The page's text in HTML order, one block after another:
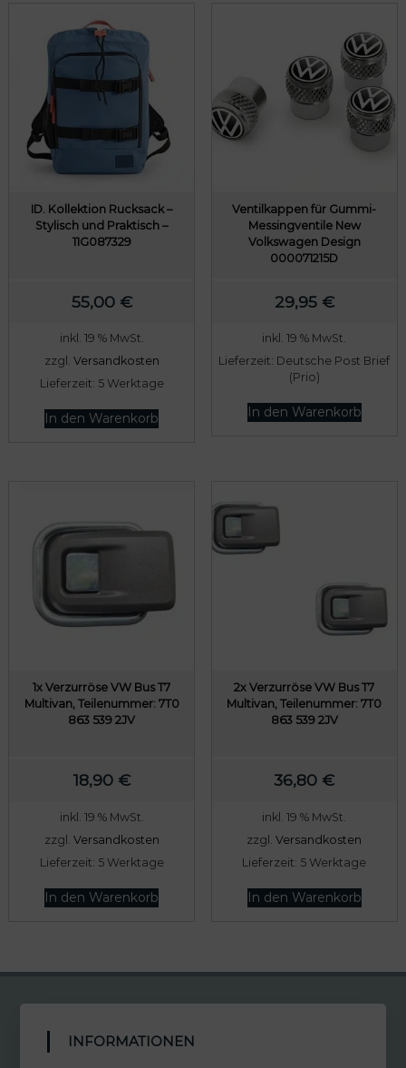
r
P
r
w
a
r
8
9
,
0
0
i
s
i
s
€
ID. Kollektion Rucksack –
Stylisch und Praktisch –
11G087329
55,00 €
inkl. 19 % MwSt.
zzgl. Versandkosten
Lieferzeit: 5 Werktage
In den Warenkorb
Ventilkappen für Gummi-
Messingventile New
Volkswagen Design
000071215D
29,95 €
inkl. 19 % MwSt.
Lieferzeit: Deutsche Post Brief
(Prio)
In den Warenkorb
1x Verzurröse VW Bus T7
Multivan, Teilenummer: 7T0
863 539 2JV
18,90 €
inkl. 19 % MwSt.
zzgl. Versandkosten
Lieferzeit: 5 Werktage
In den Warenkorb
2x Verzurröse VW Bus T7
Multivan, Teilenummer: 7T0
863 539 2JV
36,80 €
inkl. 19 % MwSt.
zzgl.Versandkosten
Lieferzeit: 5 Werktage
In den Warenkorb
INFORMATIONEN